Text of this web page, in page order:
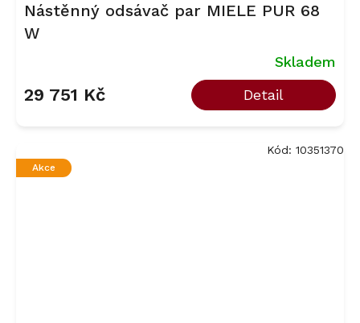
Nástěnný odsávač par MIELE PUR 68
W
Skladem
29 751 Kč Detail
Akce
Kód: 10351370